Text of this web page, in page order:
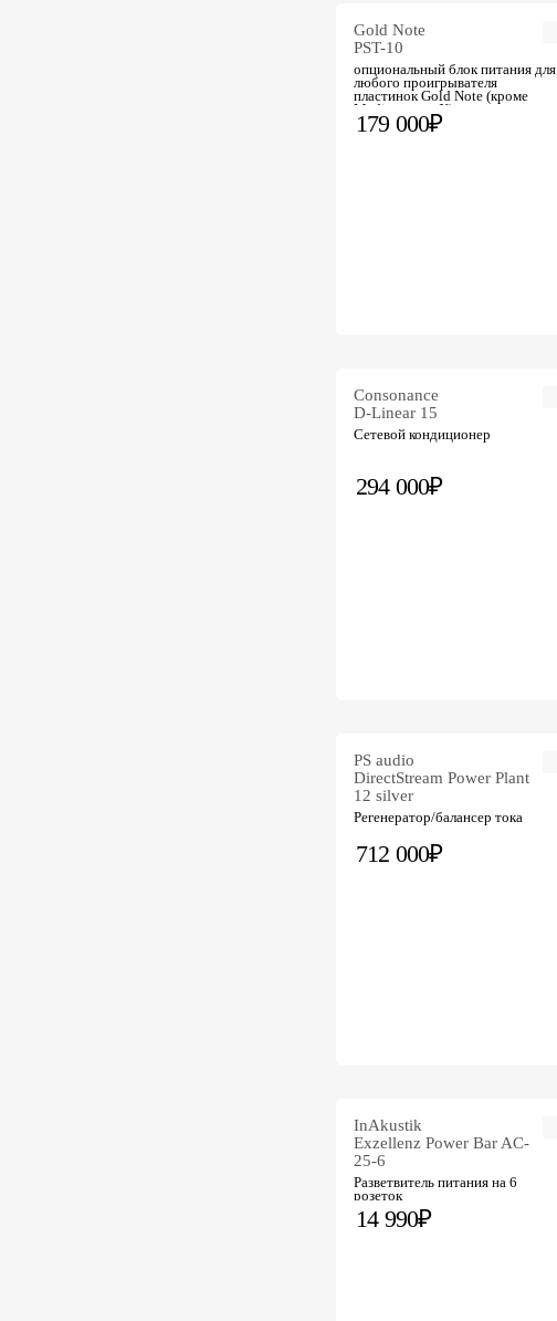
Gold Note
PST-10
опциональный блок питания для
любого проигрывателя
пластинок Gold Note (кроме
Mediterraneo-X)
179 000₽
Consonance
D-Linear 15
Сетевой кондиционер
294 000₽
PS audio
DirectStream Power Plant
12 silver
Регенератор/балансер тока
712 000₽
InAkustik
Exzellenz Power Bar AC-
25-6
Разветвитель питания на 6
розеток
14 990₽